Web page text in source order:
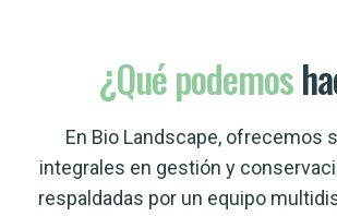
¿Quépodemos
En Bio Landscape, ofrecemos
integrales en gestión y
respaldadas por un equipo